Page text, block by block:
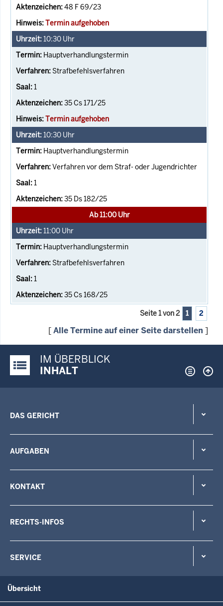
48 F 69/23
Termin aufgehoben
10:30 Uhr
Hauptverhandlungstermin
Strafbefehlsverfahren
1
35 Cs 171/25
Termin aufgehoben
10:30 Uhr
Hauptverhandlungstermin
Verfahren vor dem Straf- oder Jugendrichter
1
35 Ds 182/25
Ab 11:00 Uhr
11:00 Uhr
Hauptverhandlungstermin
Strafbefehlsverfahren
1
35 Cs 168/25
Seite 1 von 2 1 2
[Alle Termine auf einer Seite darstellen ]
Justiz-Portal im Überblick:
IM ÜBERBLICK
INHALT
DAS GERICHT
AUFGABEN
KONTAKT
RECHTS-INFOS
SERVICE
Übersicht